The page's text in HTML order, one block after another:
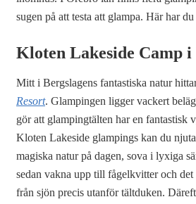
sugen på att testa att glampa. Här har
Kloten Lakeside Camp i
Mitt i Bergslagens fantastiska natur
Resort. Glampingen ligger vackert
gör att glampingtälten har en fantastisk
Kloten Lakeside glampings kan du
magiska natur på dagen, sova i lyxiga
sedan vakna upp till fågelkvitter och
från sjön precis utanför tältduken.